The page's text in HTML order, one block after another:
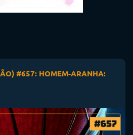
#657: HOMEM-ARANHA: